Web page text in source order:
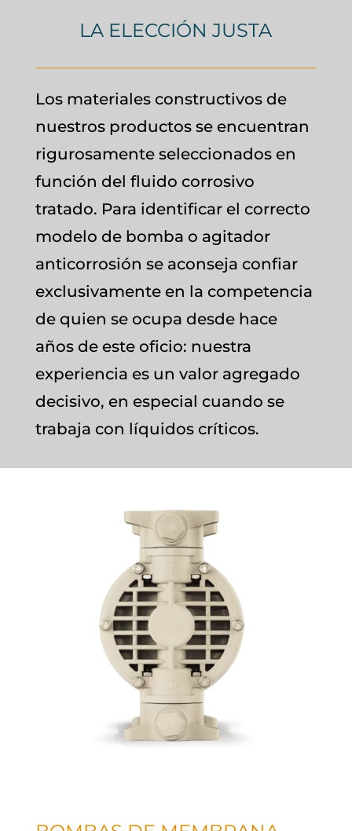
LA ELECCIÓN JUSTA
Los materiales constructivos de
nuestros productos se encuentran
rigurosamente seleccionados en
función del fluido corrosivo
tratado. Para identificar el correcto
modelo de bomba o agitador
anticorrosión se aconseja confiar
exclusivamente en la competencia
de quien se ocupa desde hace
años de este oficio: nuestra
experiencia es un valor agregado
decisivo, en especial cuando se
trabaja con líquidos críticos.